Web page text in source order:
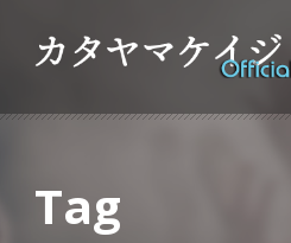
Tag